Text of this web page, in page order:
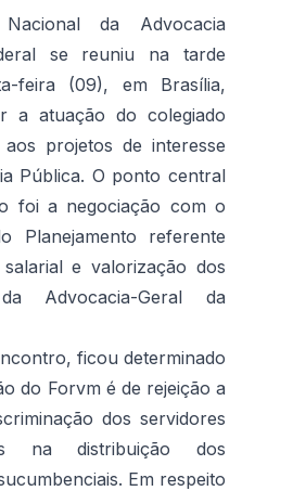
da Advocacia
se reuniu na tarde
feira (09), em Brasília,
a atuação do colegiado
projetos de interesse
Pública. O ponto central
foi a negociação com o
Planejamento referente
e valorização dos
Advocacia-Geral da
ficou determinado
do Forvm é de rejeição a
dos servidores
na distribuição dos
Em respeito